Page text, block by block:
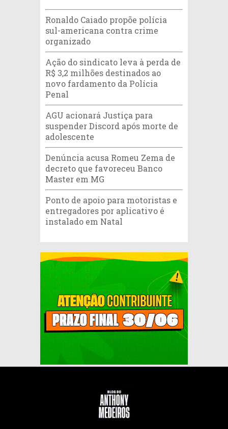
Ronaldo Caiado propõe polícia
sul-americana contra crime
organizado
Ação do sindicato leva à perda de
R$ 3,2 milhões destinados ao
novo fardamento da Polícia
Penal
AGU acionará Justiça para
suspender Discord após morte de
adolescente
Denúncia acusa Romeu Zema de
decreto que favoreceu Banco
Master em MG
Ponto de apoio para motoristas e
entregadores por aplicativo é
instalado em Natal